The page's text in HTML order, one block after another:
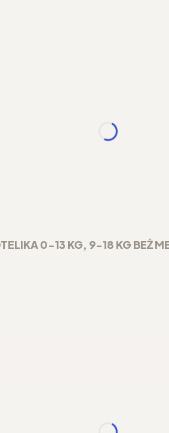
0-13 KG, 9-18 KG BEŻ